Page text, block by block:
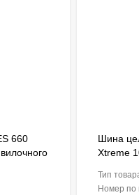
660
Шина
Xtreme
Тип
Номер по